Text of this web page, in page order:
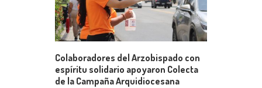
Colaboradores del Arzobispado con
espíritu solidario apoyaron Colecta
de la Campaña Arquidiocesana